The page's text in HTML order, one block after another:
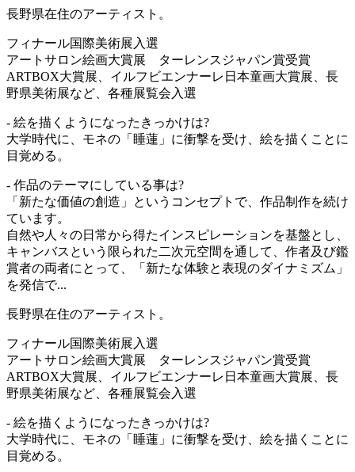
長野県在住のアーティスト。
フィナール国際美術展入選
アートサロン絵画大賞展 ターレンスジャパン賞受賞
ARTBOX大賞展、イルフビエンナーレ日本童画大賞展、長
野県美術展など、各種展覧会入選
- 絵を描くようになったきっかけは?
大学時代に、モネの「睡蓮」に衝撃を受け、絵を描くことに
目覚める。
- 作品のテーマにしている事は?
「新たな価値の創造」というコンセプトで、作品制作を続け
ています。
自然や人々の日常から得たインスピレーションを基盤とし、
キャンバスという限られた二次元空間を通して、作者及び鑑
賞者の両者にとって、「新たな体験と表現のダイナミズム」
を発信で...
長野県在住のアーティスト。
フィナール国際美術展入選
アートサロン絵画大賞展 ターレンスジャパン賞受賞
ARTBOX大賞展、イルフビエンナーレ日本童画大賞展、長
野県美術展など、各種展覧会入選
- 絵を描くようになったきっかけは?
大学時代に、モネの「睡蓮」に衝撃を受け、絵を描くことに
目覚める。